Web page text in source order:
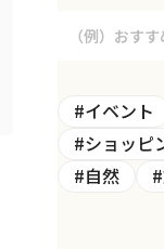
#イベント
#ショッピ
#自然